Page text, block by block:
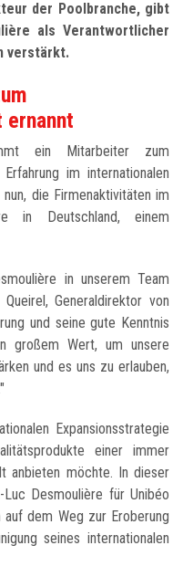
der Poolbranche, gibt
als Verantwortlicher
verstärkt.
ein Mitarbeiter zum
im internationalen
die Firmenaktivitäten im
in Deutschland, einem
in unserem Team
Generaldirektor von
und seine gute Kenntnis
großem Wert, um unsere
und es uns zu erlauben,
Expansionsstrategie
einer immer
anbieten möchte. In dieser
Desmoulière für Unibéo
dem Weg zur Eroberung
seines internationalen